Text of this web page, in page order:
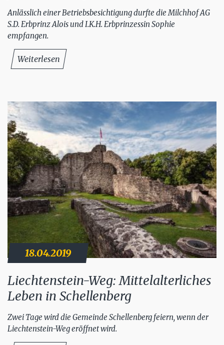
Anlässlich einer Betriebsbesichtigung durfte die Milchhof AG
S.D. Erbprinz Alois und I.K.H. Erbprinzessin Sophie
empfangen.
Weiterlesen
18.04.2019
Liechtenstein-Weg: Mittelalterliches
Leben in Schellenberg
Zwei Tage wird die Gemeinde Schellenberg feiern, wenn der
Liechtenstein-Weg eröffnet wird.